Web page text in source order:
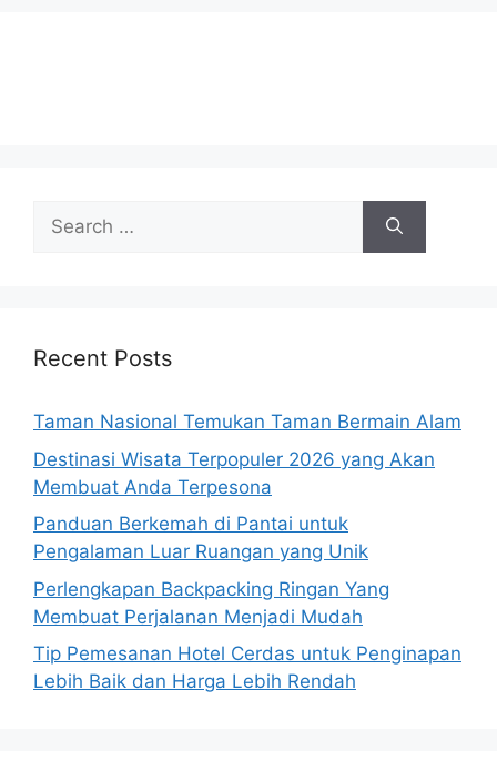
Search
for:
Recent Posts
Taman Nasional Temukan Taman Bermain Alam
Destinasi Wisata Terpopuler 2026 yang Akan
Membuat Anda Terpesona
Panduan Berkemah di Pantai untuk
Pengalaman Luar Ruangan yang Unik
Perlengkapan Backpacking Ringan Yang
Membuat Perjalanan Menjadi Mudah
Tip Pemesanan Hotel Cerdas untuk Penginapan
Lebih Baik dan Harga Lebih Rendah